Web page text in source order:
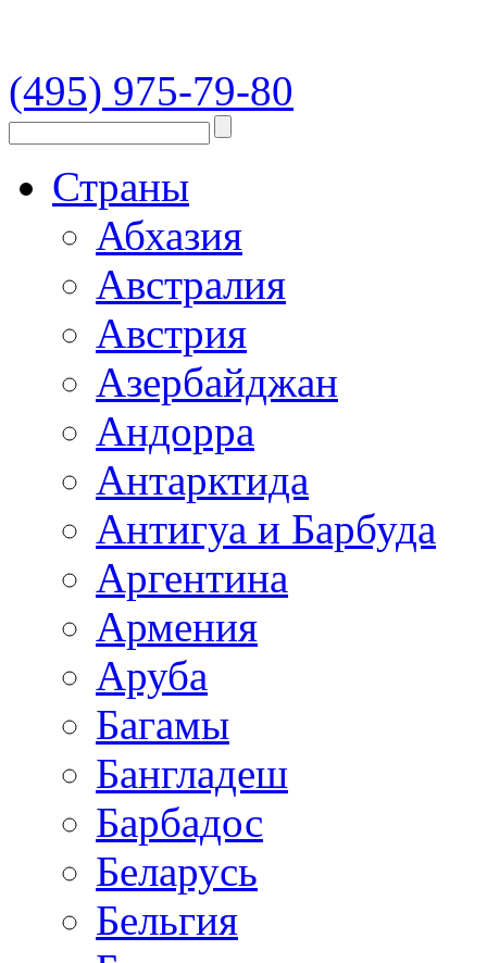
(495) 975-79-80
Страны
Абхазия
Австралия
Австрия
Азербайджан
Андорра
Антарктида
Антигуа и Барбуда
Аргентина
Армения
Аруба
Багамы
Бангладеш
Барбадос
Беларусь
Бельгия